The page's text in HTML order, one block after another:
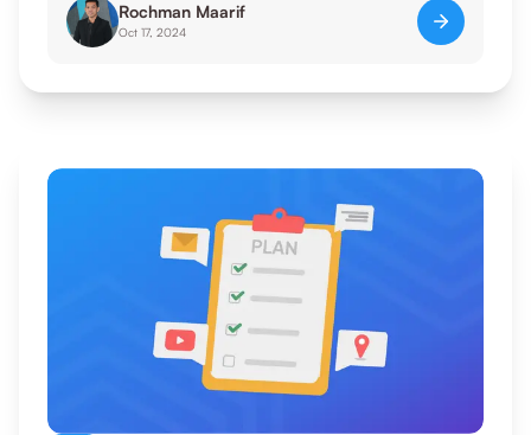
Rochman Maarif
Oct 17, 2024